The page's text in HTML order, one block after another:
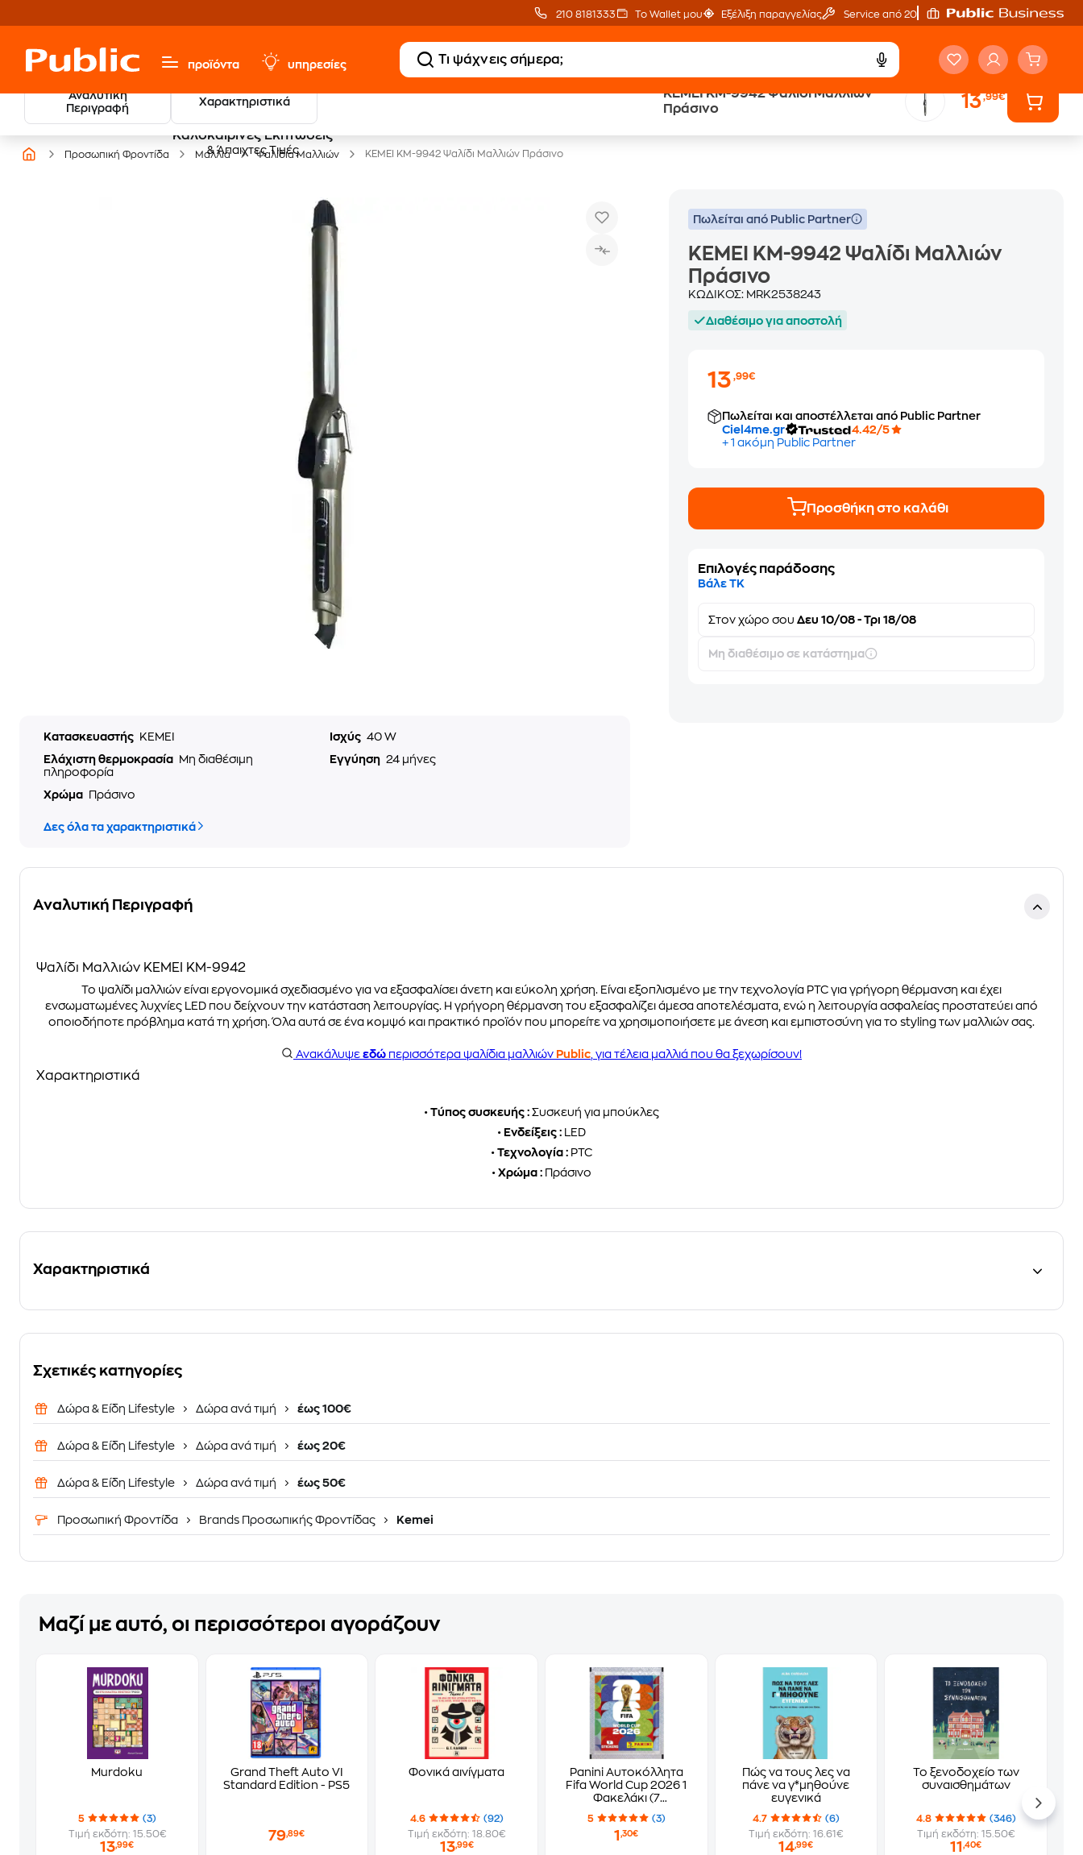
210 8181333 Το Wallet μου Εξέλιξη παραγγελίας Service από 20'
προϊόντα υπηρεσίες
Αναλυτική
Περιγραφή
Χαρακτηριστικά
KEMEI KM-9942 Ψαλίδι Μαλλιών
Πράσινο
13,99€
Καλοκαιρινές Εκπτώσεις
& Άπαιχτες Τιμές
Άτοκες Δόσεις
Προσωπική Φροντίδα Μαλλιά Ψαλίδια Μαλλιών KEMEI KM-9942 Ψαλίδι Μαλλιών Πράσινο
Κατασκευαστής KEMEI Ισχύς 40 W
Ελάχιστη θερμοκρασία
Μη διαθέσιμη
πληροφορία
Εγγύηση 24 μήνες
Χρώμα Πράσινο
Δες όλα τα χαρακτηριστικά
Πωλείται από Public Partner
KEMEI KM-9942 Ψαλίδι Μαλλιών
Πράσινο
ΚΩΔΙΚΟΣ: MRK2538243
Διαθέσιμο για αποστολή
13,99€
Πωλείται και αποστέλλεται από Public Partner
Ciel4me.gr
4.42/5
+ 1 ακόμη Public Partner
Προσθήκη στο καλάθι
Επιλογές παράδοσης
Βάλε ΤΚ
Στονχώρο σου Δευ 10/08 - Τρι 18/08
Μη διαθέσιμο σε κατάστημα
Αναλυτική Περιγραφή
Ψαλίδι Μαλλιών KEMEI KM-9942
Το ψαλίδι μαλλιών είναι εργονομικά σχεδιασμένο για να εξασφαλίσει άνετη και εύκολη χρήση. Είναι εξοπλισμένο με την τεχνολογία PTC για γρήγορη θέρμανση και έχει
ενσωματωμένες λυχνίες LED που δείχνουν την κατάσταση λειτουργίας. Η γρήγορη θέρμανση του εξασφαλίζει άμεσα αποτελέσματα, ενώ η λειτουργία ασφαλείας προστατεύει από
οποιοδήποτε πρόβλημα κατά τη χρήση. Όλα αυτά σε ένα κομψό και πρακτικό προϊόν που μπορείτε να χρησιμοποιήσετε με άνεση και εμπιστοσύνη για το styling των μαλλιών σας.
Ανακάλυψε εδώ περισσότερα ψαλίδια μαλλιών Public , για τέλεια μαλλιά που θα ξεχωρίσουν!
Χαρακτηριστικά
• Τύπος συσκευής : Συσκευή για μπούκλες
• Ενδείξεις : LED
• Τεχνολογία : PTC
• Χρώμα : Πράσινο
Χαρακτηριστικά
Σχετικές κατηγορίες
Δώρα & Είδη Lifestyle Δώρα ανά τιμή έως 100€
Δώρα & Είδη Lifestyle Δώρα ανά τιμή έως 20€
Δώρα & Είδη Lifestyle Δώρα ανά τιμή έως 50€
Προσωπική Φροντίδα Brands Προσωπικής Φροντίδας Kemei
Μαζί με αυτό, οι περισσότεροι αγοράζουν
Murdoku
5
(3)
Τιμή εκδότη: 15.50€
13,99€
Grand Theft Auto VI
Standard Edition - PS5
79,89€
Φονικά αινίγματα
4.6
(92)
Τιμή εκδότη: 18.80€
13,99€
Panini Αυτοκόλλητα
Fifa World Cup 2026 1
Φακελάκι (7
Αυτοκόλλητα)
5 (3)
1,30€
Πώς να τους λες να
πάνε να γ*μηθούνε
ευγενικά
4.7
(6)
Τιμή εκδότη: 16.61€
14,99€
Το ξενοδοχείο των
συναισθημάτων
4.8
(346)
Τιμή εκδότη: 15.50€
11,40€